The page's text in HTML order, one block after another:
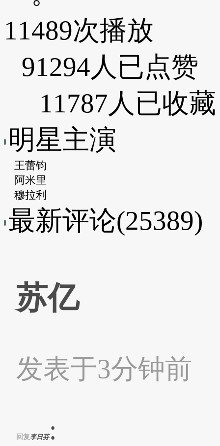
11489次播放
91294人已点赞
11787人已收藏
明星主演
王蕾钧
阿米里
穆拉利
最新评论(25389)
苏亿
发表于3分钟前
回复李日芬: